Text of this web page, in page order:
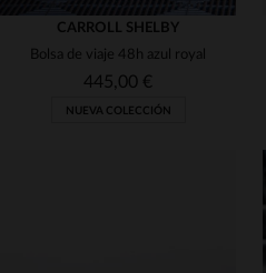
CARROLL SHELBY
Bolsa de viaje 48h azul royal
445,00 €
NUEVA COLECCIÓN